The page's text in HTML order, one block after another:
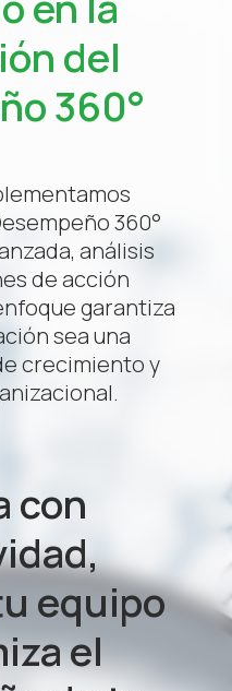
del
360°
360°
análisis
de acción
garantiza
sea una
crecimiento y
con
equipo
el